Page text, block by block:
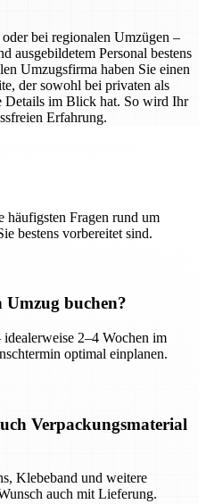
bei regionalen Umzügen –
ausgebildetem Personal bestens
Umzugsfirma haben Sie einen
der sowohl bei privaten als
Details im Blick hat. So wird Ihr
Erfahrung.
Fragen rund um
bestens vorbereitet sind.
Umzug buchen?
2–4 Wochen im
optimal einplanen.
Verpackungsmaterial
Klebeband und weitere
auch mit Lieferung.